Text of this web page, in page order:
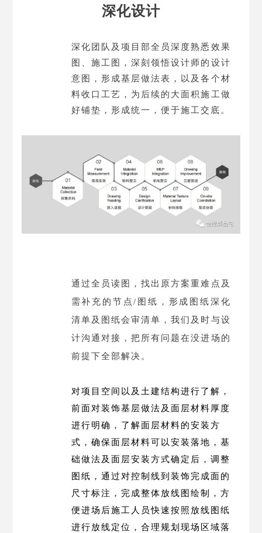
深化设计
深化团队及项目部全员深度熟悉效果
图、施工图，深刻领悟设计师的设计
意图，形成基层做法表，以及各个材
料收口工艺，为后续的大面积施工做
好铺垫，形成统一，便于施工交底。
通过全员读图，找出原方案重难点 及
需补充的节点/图纸，形成图纸深化
清单及图纸会审清单，我们及时与设
计沟通对接，把所有问题在没进场的
前提下全部解决。
对项目空间以及土建结构进行了解，
前面对装饰基层做法及面层材料厚度
进行明确，了解面层材料的安装方
式，确保面层材料可以安装落地，基
础做法及面层安装方式确定后，调整
图纸，通过对控制线到装饰完成面的
尺寸标注，完成整体放线图绘制，方
便进场后施工人员快速按照放线图纸
进行放线定位，合理规划现场区域落